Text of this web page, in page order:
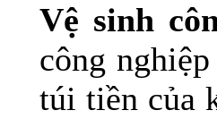
Vệ sinh
công
túi tiền của